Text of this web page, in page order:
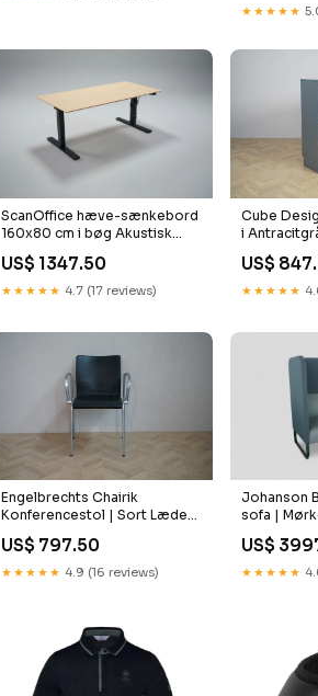
★★★★★
ScanOffice hæve-sænkebord
160x80 cm i bøg Akustisk
US$ 1347.50
★★★★★ 4.7 (17 reviews)
Cube
i
US$
★★★★★
Engelbrechts Chairik
Konferencestol | Sort Læder
med Armlæn Barstole
US$ 797.50
★★★★★ 4.9 (16 reviews)
Johanson
sofa |
US$
★★★★★